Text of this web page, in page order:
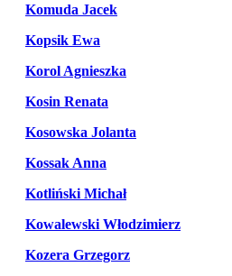
Komuda Jacek
Kopsik Ewa
Korol Agnieszka
Kosin Renata
Kosowska Jolanta
Kossak Anna
Kotliński Michał
Kowalewski Włodzimierz
Kozera Grzegorz